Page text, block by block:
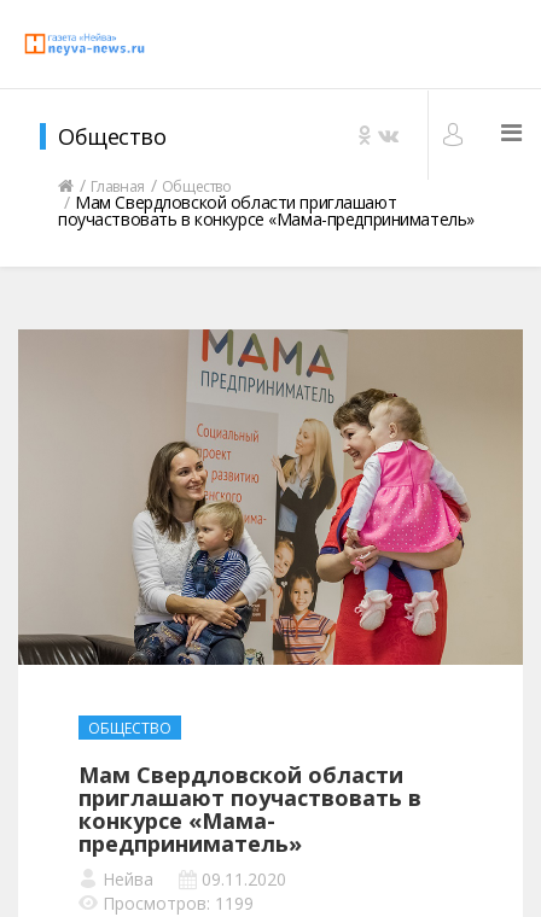
Общество
Главная Общество
Мам Свердловской области приглашают
поучаствовать в конкурсе «Мама-предприниматель»
ОБЩЕСТВО
Мам Свердловской области
приглашают поучаствовать в
конкурсе «Мама-
предприниматель»
Нейва
09.11.2020
Просмотров: 1199